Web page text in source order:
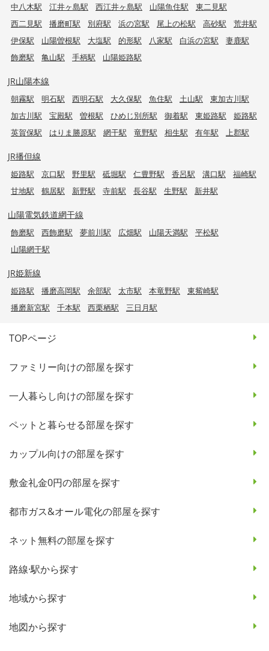
中八木駅
江井ヶ島駅 西江井ヶ島駅 山陽魚住駅
東二見駅
西二見駅
播磨町駅 別府駅 浜の宮駅 尾上の松駅 高砂駅
荒井駅
伊保駅
山陽曽根駅 大塩駅 的形駅 八家駅 白浜の宮駅
妻鹿駅
飾磨駅
亀山駅 手柄駅 山陽姫路駅
JR山陽本線
朝霧駅 明石駅 西明石駅 大久保駅 魚住駅 土山駅
東加古川駅
加古川駅
宝殿駅 曽根駅 ひめじ別所駅 御着駅 東姫路駅
姫路駅
英賀保駅
はりま勝原駅 網干駅 竜野駅 相生駅 有年駅 上郡駅
JR播但線
姫路駅 京口駅 野里駅 砥堀駅 仁豊野駅 香呂駅 溝口駅
福崎駅
甘地駅
鶴居駅 新野駅 寺前駅 長谷駅 生野駅 新井駅
山陽電気鉄道網干線
飾磨駅 西飾磨駅 夢前川駅 広畑駅 山陽天満駅
平松駅
山陽網干駅
JR姫新線
姫路駅 播磨高岡駅 余部駅 太市駅 本竜野駅
東觜崎駅
播磨新宮駅
千本駅 西栗栖駅 三日月駅
TOPページ
ファミリー向けの部屋を探す
一人暮らし向けの部屋を探す
ペットと暮らせる部屋を探す
カップル向けの部屋を探す
敷金礼金0円の部屋を探す
都市ガス&オール電化の部屋を探す
ネット無料の部屋を探す
路線·駅から探す
地域から探す
地図から探す